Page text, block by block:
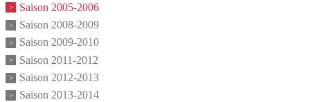
Saison 2005-2006
Saison 2008-2009
Saison 2009-2010
Saison 2011-2012
Saison 2012-2013
Saison 2013-2014